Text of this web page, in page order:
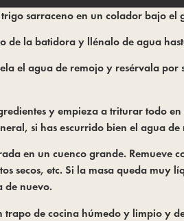
sarraceno en un colador bajo
de la batidora y llénalo de agua
el agua de remojo y resérvala por
y empieza a triturar todo
si has escurrido bien el agua
en un cuenco grande. Remueve
secos, etc. Si la masa queda
de nuevo.
trapo de cocina húmedo y limpio y